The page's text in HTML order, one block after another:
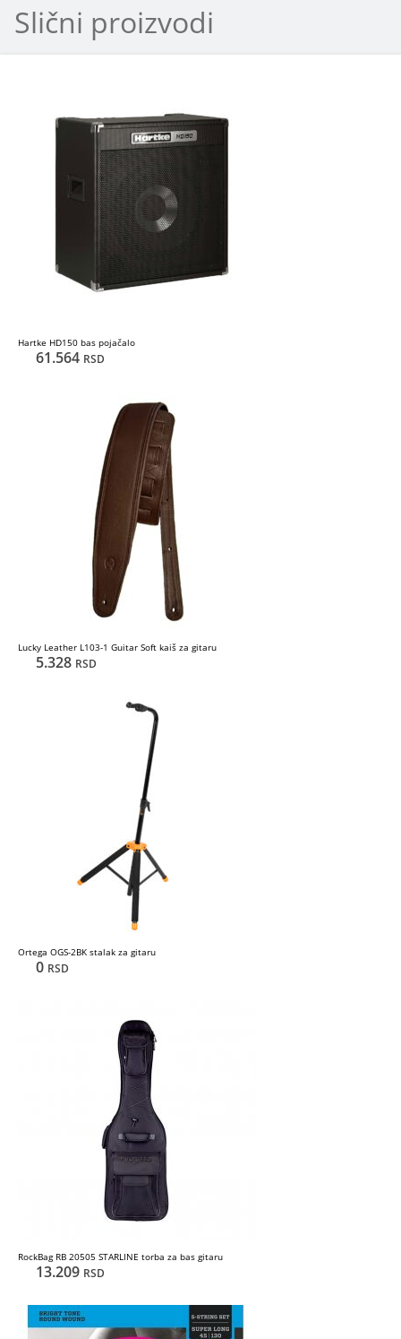
Slični proizvodi
Hartke HD150 bas pojačalo
61.564 RSD
Lucky Leather L103-1 Guitar Soft kaiš za gitaru
5.328 RSD
Ortega OGS-2BK stalak za gitaru
0 RSD
RockBag RB 20505 STARLINE torba za bas gitaru
13.209 RSD